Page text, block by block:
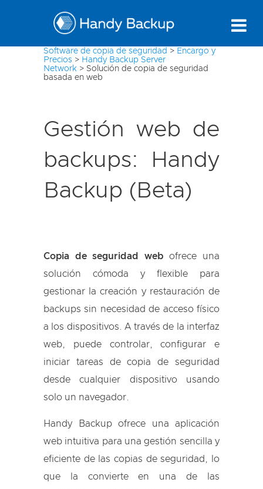
Software de copia de seguridad > Encargo y
Precios > Handy Backup Server
Network > Solución de copia de seguridad
basada en web
Gestión web de
backups: Handy
Backup (Beta)
Copia de seguridad web ofrece una
solución cómoda y flexible para
gestionar la creación y restauración de
backups sin necesidad de acceso físico
a los dispositivos. A través de la interfaz
web, puede controlar, configurar e
iniciar tareas de copia de seguridad
desde cualquier dispositivo usando
solo un navegador.
Handy Backup ofrece una aplicación
web intuitiva para una gestión sencilla y
eficiente de las copias de seguridad, lo
que la convierte en una de las